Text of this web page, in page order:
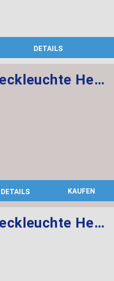
DETAILS
Heckleuchte Heckklappe links
DETAILS KAUFEN
Heckleuchte Heckklappe rechts